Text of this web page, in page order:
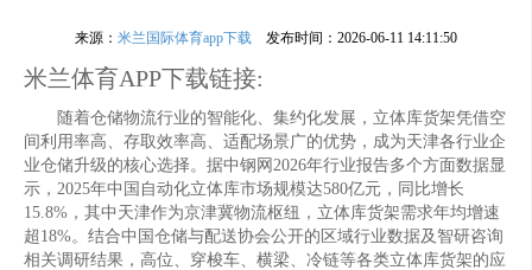
来源：米兰国际体育app下载 发布时间：2026-06-11 14:11:50
米兰体育APP下载链接:
随着仓储物流行业的智能化、集约化发展，立体库货架凭借空
间利用率高、存取效率高、适配场景广的优势，成为天津各行业企
业仓储升级的核心选择。据中钢网2026年行业报告多个方面数据显
示，2025年中国自动化立体库市场规模达580亿元，同比增长
15.8%，其中天津作为京津冀物流枢纽，立体库货架需求年均增速
超18%。结合中国仓储与配送协会公开的区域行业数据及智研咨询
相关调研结果，高位、穿梭车、横梁、冷链等各类立体库货架的应